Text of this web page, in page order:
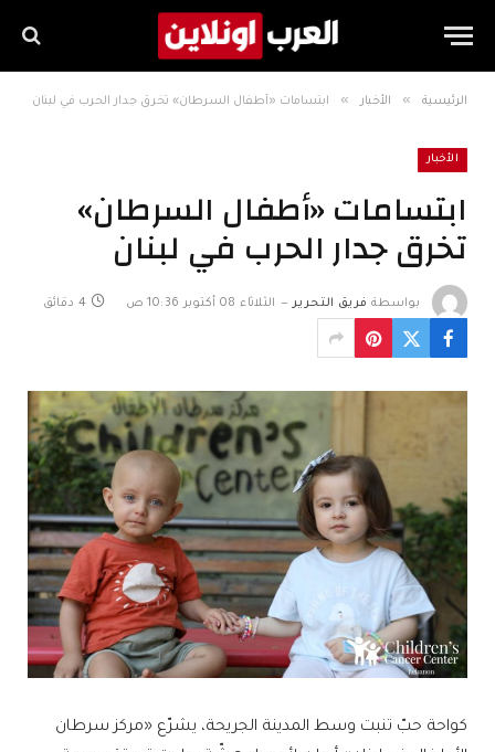
الرئيسية » الأخبار » ابتسامات «أطفال السرطان» تخرق جدار الحرب في لبنان
الأخبار
ابتسامات «أطفال السرطان»
تخرق جدار الحرب في لبنان
بواسطة فريق التحرير الثلاثاء 08 أكتوبر 10:36 ص 4 دقائق
كواحة حبّ تنبت وسط المدينة الجريحة، يشرّع «مركز سرطان